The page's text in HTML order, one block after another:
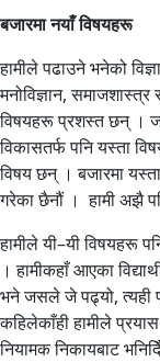
बजारमा नयाँ विषयहरू
हामीले पढाउने भनेको
मनोविज्ञान,
विषयहरू प्रशस्त छन् ।
विकासतर्फ पनि यस्ता
विषय छन् । बजारमा
गरेका छैनौं । हामी अझै
हामीले यी–यी विषयहरू
। हामीकहाँ आएका
भने जसले जे पढ्यो, त्यही
कहिलेकाँही हामीले प्रयास
नियामक निकायबाट